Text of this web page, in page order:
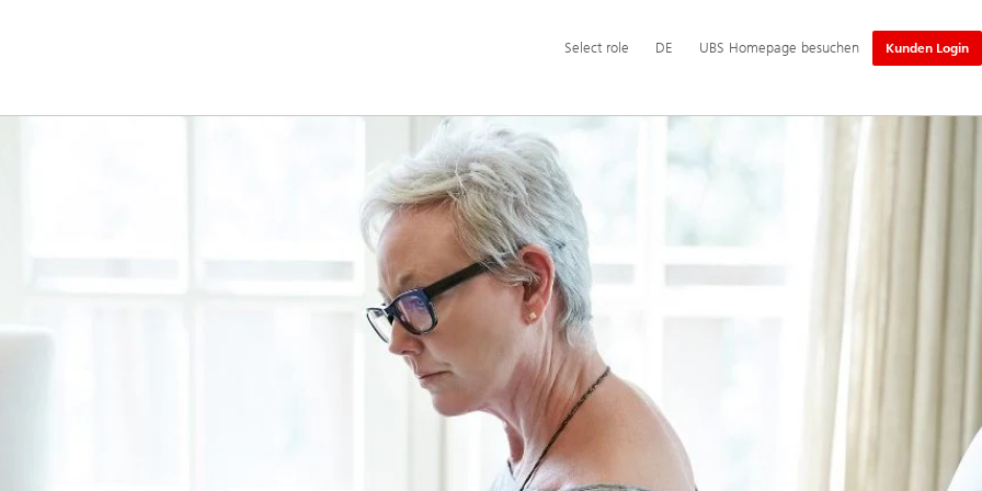
Hauptnavigation
Select
role
Select role DE UBS Homepage besuchen Kunden Login